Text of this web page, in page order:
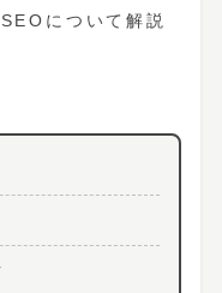
について解説